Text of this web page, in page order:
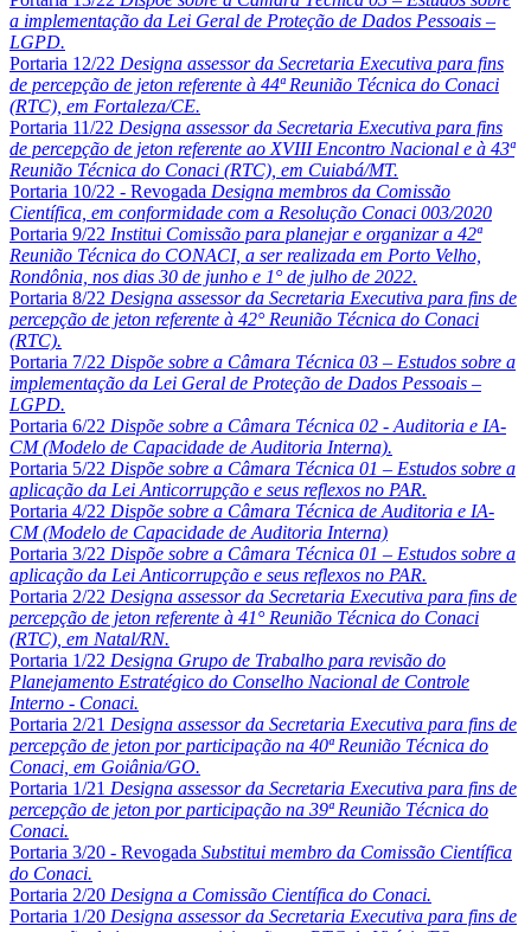
a implementação da Lei Geral de Proteção de Dados Pessoais –
LGPD.
Portaria 12/22 Designa assessor da Secretaria Executiva para fins
de percepção de jeton referente à 44ª Reunião Técnica do Conaci
(RTC), em Fortaleza/CE.
Portaria 11/22 Designa assessor da Secretaria Executiva para fins
de percepção de jeton referente ao XVIII Encontro Nacional e à 43ª
Reunião Técnica do Conaci (RTC), em Cuiabá/MT.
Portaria 10/22 - Revogada Designa membros da Comissão
Científica, em conformidade com a Resolução Conaci 003/2020
Portaria 9/22 Institui Comissão para planejar e organizar a 42ª
Reunião Técnica do CONACI, a ser realizada em Porto Velho,
Rondônia, nos dias 30 de junho e 1° de julho de 2022.
Portaria 8/22 Designa assessor da Secretaria Executiva para fins de
percepção de jeton referente à 42° Reunião Técnica do Conaci
(RTC).
Portaria 7/22 Dispõe sobre a Câmara Técnica 03 – Estudos sobre a
implementação da Lei Geral de Proteção de Dados Pessoais –
LGPD.
Portaria 6/22 Dispõe sobre a Câmara Técnica 02 - Auditoria e IA-
CM (Modelo de Capacidade de Auditoria Interna).
Portaria 5/22 Dispõe sobre a Câmara Técnica 01 – Estudos sobre a
aplicação da Lei Anticorrupção e seus reflexos no PAR.
Portaria 4/22 Dispõe sobre a Câmara Técnica de Auditoria e IA-
CM (Modelo de Capacidade de Auditoria Interna)
Portaria 3/22 Dispõe sobre a Câmara Técnica 01 – Estudos sobre a
aplicação da Lei Anticorrupção e seus reflexos no PAR.
Portaria 2/22 Designa assessor da Secretaria Executiva para fins de
percepção de jeton referente à 41° Reunião Técnica do Conaci
(RTC), em Natal/RN.
Portaria 1/22 Designa Grupo de Trabalho para revisão do
Planejamento Estratégico do Conselho Nacional de Controle
Interno - Conaci.
Portaria 2/21 Designa assessor da Secretaria Executiva para fins de
percepção de jeton por participação na 40ª Reunião Técnica do
Conaci, em Goiânia/GO.
Portaria 1/21 Designa assessor da Secretaria Executiva para fins de
percepção de jeton por participação na 39ª Reunião Técnica do
Conaci.
Portaria 3/20 - Revogada Substitui membro da Comissão Científica
do Conaci.
Portaria 2/20 Designa a Comissão Científica do Conaci.
Portaria 1/20 Designa assessor da Secretaria Executiva para fins de